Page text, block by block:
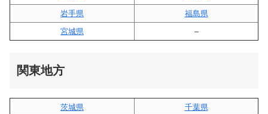
岩手県
福島県
宮城県
–
関東地方
茨城県
千葉県